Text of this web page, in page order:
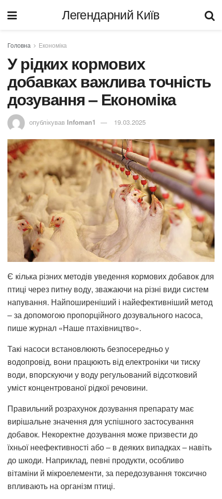
Легендарний Київ
Головна Економіка
У рідких кормових
добавках важлива точність
дозування – Економіка
опублікував Infoman1 19.03.2025
Є кілька різних методів уведення кормових добавок для
птиці через питну воду, зважаючи на різні види систем
напування. Найпоширеніший і найефективніший метод
‒ за допомогою пропорційного дозувального насоса,
пише журнал «Наше птахівництво».
Такі насоси встановлюють безпосередньо у
водопровід, вони працюють від електроніки чи тиску
води, впорскуючи у воду регульований відсотковий
уміст концентрованої рідкої речовини.
Правильний розрахунок дозування препарату має
вирішальне значення для успішного застосування
добавок. Некоректне дозування може призвести до
їхньої неефективності або ‒ в деяких випадках ‒ навіть
до шкоди. Наприклад, певні продукти, особливо
вітаміни й мікроелементи, за передозування токсично
впливають на організм птиці.